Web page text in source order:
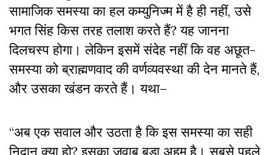
सामाजिक समस्या का हल कम्युनिज्म में है ही नहीं, उसे
भगत सिंह किस तरह तलाश करते हैं? यह जानना
दिलचस्प होगा। लेकिन इसमें संदेह नहीं कि वह अछूत-
समस्या को ब्राह्मणवाद की वर्णव्यवस्था की देन मानते हैं,
और उसका खंडन करते हैं। यथा–
“अब एक सवाल और उठता है कि इस समस्या का सही
निदान क्या हो? इसका जवाब बड़ा अहम् है। सबसे पहले